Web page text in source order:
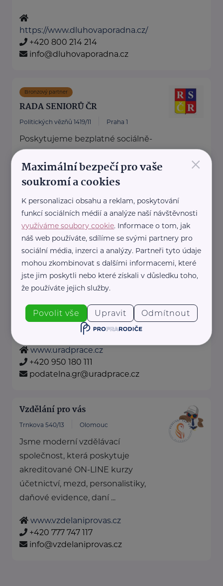
https://www.dluhovaporadna.cz/
+420 800 214 214
info@dluhovaporadna.cz
Bronzový partner
RADA SENIORŮ ČR
Politických vězňů 1419/11 Praha 1
Poskytujeme bezplatné sociálně-
právní poradentství pro seniory
po celé ČR.
Vydáváme časopis Doba seniorů.
Akreditované poradny RS ...
https://www.rscr.cz/
+420 222 560 136
rscr@rscr.cz
Úřad práce České republiky
Pro výběr konkrétní pobočky klikněte zde
www.uradprace.cz
+420 950 180 111
podatelna.gr@uradprace.cz
Vzdělání pro vás
Trnkova 540/13 Olomouc
Jsme moderní vzdělávací
společnost, která poskytuje
akreditované ON-LINE kurzy
účetnictví, mezd, personalistiky,
daňové evidence, daní ...
www.vzdelaniprovas.cz
+420 777 747 117
info@vzdelaniprovas.cz
×
Maximální bezpečí pro vaše
soukromí a cookies
K personalizaci obsahu a reklam, poskytování
funkcí sociálních médií a analýze naší návštěvnosti
využíváme soubory cookie. Informace o tom, jak
náš web používáte, sdílíme se svými partnery pro
sociální média, inzerci a analýzy. Partneři tyto údaje
mohou zkombinovat s dalšími informacemi, které
jste jim poskytli nebo které získali v důsledku toho,
že používáte jejich služby.
Povolit vše Upravit Odmítnout